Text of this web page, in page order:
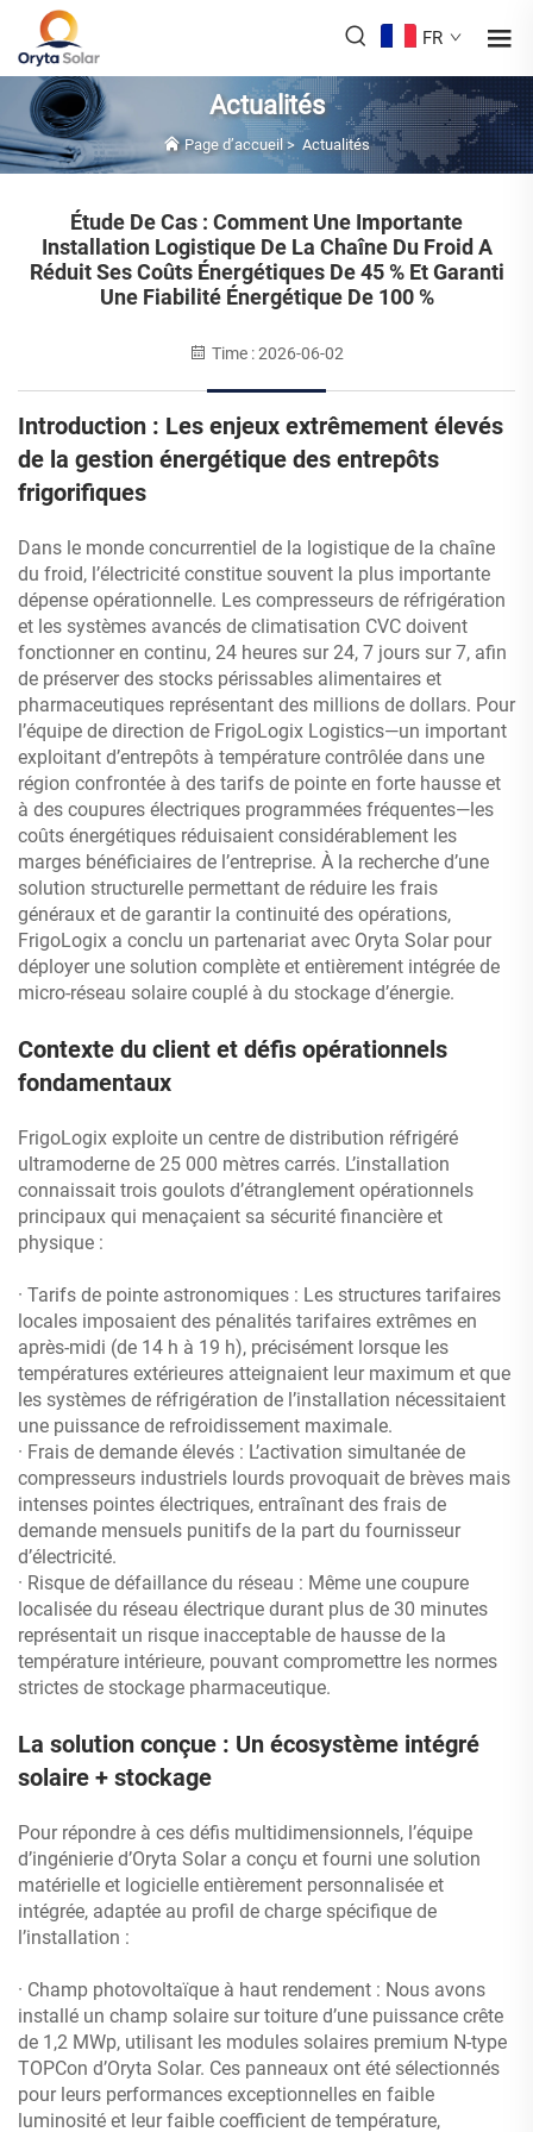
FR
Actualités
Page d’accueil> Actualités
Étude De Cas : Comment Une Importante
Installation Logistique De La Chaîne Du Froid A
Réduit Ses Coûts Énergétiques De 45 % Et Garanti
Une Fiabilité Énergétique De 100 %
Time : 2026-06-02
Introduction : Les enjeux extrêmement élevés
de la gestion énergétique des entrepôts
frigorifiques
Dans le monde concurrentiel de la logistique de la chaîne
du froid, l’électricité constitue souvent la plus importante
dépense opérationnelle. Les compresseurs de réfrigération
et les systèmes avancés de climatisation CVC doivent
fonctionner en continu, 24 heures sur 24, 7 jours sur 7, afin
de préserver des stocks périssables alimentaires et
pharmaceutiques représentant des millions de dollars. Pour
l’équipe de direction de FrigoLogix Logistics—un important
exploitant d’entrepôts à température contrôlée dans une
région confrontée à des tarifs de pointe en forte hausse et
à des coupures électriques programmées fréquentes—les
coûts énergétiques réduisaient considérablement les
marges bénéficiaires de l’entreprise. À la recherche d’une
solution structurelle permettant de réduire les frais
généraux et de garantir la continuité des opérations,
FrigoLogix a conclu un partenariat avec Oryta Solar pour
déployer une solution complète et entièrement intégrée de
micro-réseau solaire couplé à du stockage d’énergie.
Contexte du client et défis opérationnels
fondamentaux
FrigoLogix exploite un centre de distribution réfrigéré
ultramoderne de 25 000 mètres carrés. L’installation
connaissait trois goulots d’étranglement opérationnels
principaux qui menaçaient sa sécurité financière et
physique :
· Tarifs de pointe astronomiques : Les structures tarifaires
locales imposaient des pénalités tarifaires extrêmes en
après-midi (de 14 h à 19 h), précisément lorsque les
températures extérieures atteignaient leur maximum et que
les systèmes de réfrigération de l’installation nécessitaient
une puissance de refroidissement maximale.
· Frais de demande élevés : L’activation simultanée de
compresseurs industriels lourds provoquait de brèves mais
intenses pointes électriques, entraînant des frais de
demande mensuels punitifs de la part du fournisseur
d’électricité.
· Risque de défaillance du réseau : Même une coupure
localisée du réseau électrique durant plus de 30 minutes
représentait un risque inacceptable de hausse de la
température intérieure, pouvant compromettre les normes
strictes de stockage pharmaceutique.
La solution conçue : Un écosystème intégré
solaire + stockage
Pour répondre à ces défis multidimensionnels, l’équipe
d’ingénierie d’Oryta Solar a conçu et fourni une solution
matérielle et logicielle entièrement personnalisée et
intégrée, adaptée au profil de charge spécifique de
l’installation :
· Champ photovoltaïque à haut rendement : Nous avons
installé un champ solaire sur toiture d’une puissance crête
de 1,2 MWp, utilisant les modules solaires premium N-type
TOPCon d’Oryta Solar. Ces panneaux ont été sélectionnés
pour leurs performances exceptionnelles en faible
luminosité et leur faible coefficient de température,